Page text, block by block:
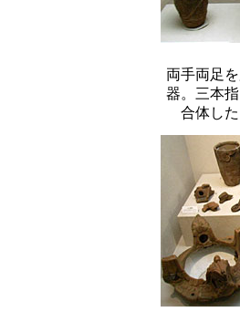
両手両足
器。三本
合体し